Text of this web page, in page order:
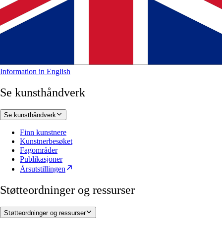
Information in English
Se kunsthåndverk
Se kunsthåndverk
Finn kunstnere
Kunstnerbesøket
Fagområder
Publikasjoner
Årsutstillingen
Støtteordninger og ressurser
Støtteordninger og ressurser